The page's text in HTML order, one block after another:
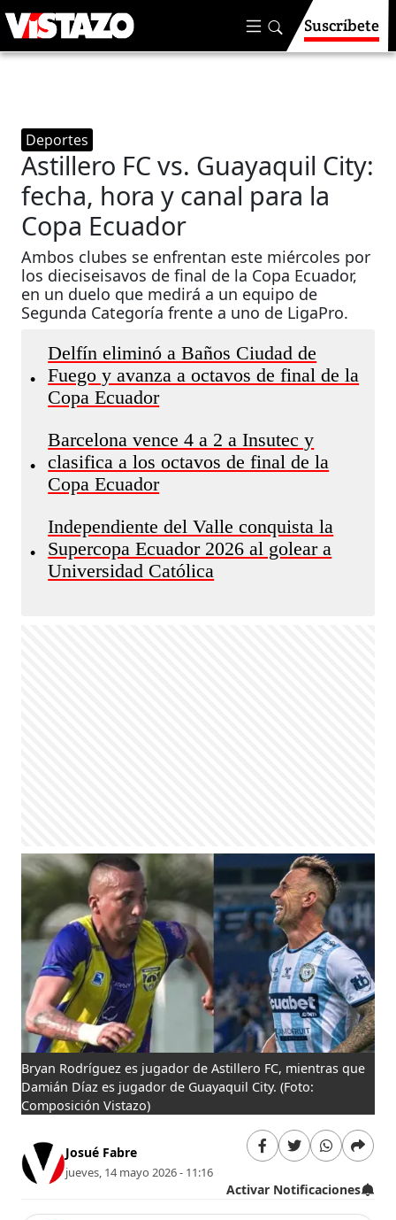
Suscríbete
Deportes
Astillero FC vs. Guayaquil City:
fecha, hora y canal para la
Copa Ecuador
Ambos clubes se enfrentan este miércoles por
los dieciseisavos de final de la Copa Ecuador,
en un duelo que medirá a un equipo de
Segunda Categoría frente a uno de LigaPro.
•
Delfín eliminó a Baños Ciudad de
Fuego y avanza a octavos de final de la
Copa Ecuador
•
Barcelona vence 4 a 2 a Insutec y
clasifica a los octavos de final de la
Copa Ecuador
•
Independiente del Valle conquista la
Supercopa Ecuador 2026 al golear a
Universidad Católica
Bryan Rodríguez es jugador de Astillero FC, mientras que
Damián Díaz es jugador de Guayaquil City. (Foto:
Composición Vistazo)
Josué Fabre
jueves, 14 mayo 2026 - 11:16
Activar Notificaciones